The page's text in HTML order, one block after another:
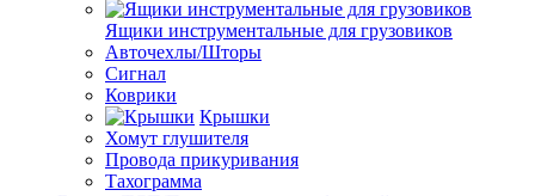
Ящики инструментальные для грузовиков
Авточехлы/Шторы
Сигнал
Коврики
Крышки
Хомут глушителя
Провода прикуривания
Тахограмма